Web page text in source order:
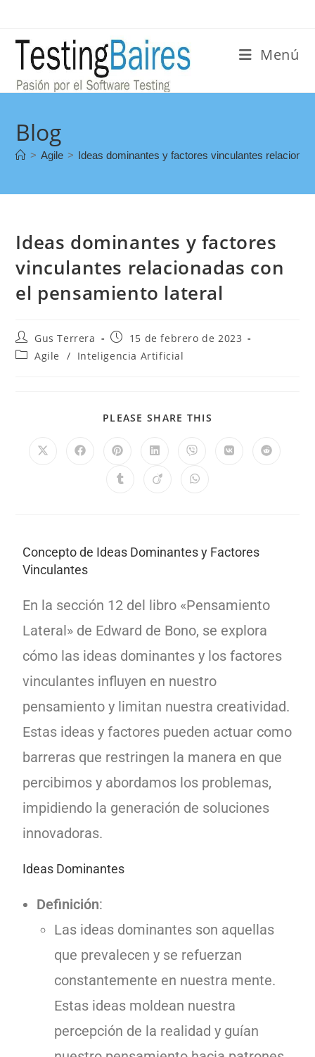
Menú
Blog
> Agile > Ideas dominantes y factores vinculantes
Ideas dominantes y factores
vinculantes relacionadas con
el pensamiento lateral
Gus Terrera
15 de febrero de 2023
Agile
/ Inteligencia Artificial
PLEASE SHARE THIS
Concepto de Ideas Dominantes y Factores
Vinculantes
En la sección 12 del libro «Pensamiento
Lateral» de Edward de Bono, se explora
cómo las ideas dominantes y los factores
vinculantes influyen en nuestro
pensamiento y limitan nuestra creatividad.
Estas ideas y factores pueden actuar como
barreras que restringen la manera en que
percibimos y abordamos los problemas,
impidiendo la generación de soluciones
innovadoras.
Ideas Dominantes
Definición:
Las ideas dominantes son aquellas
que prevalecen y se refuerzan
constantemente en nuestra mente.
Estas ideas moldean nuestra
percepción de la realidad y guían